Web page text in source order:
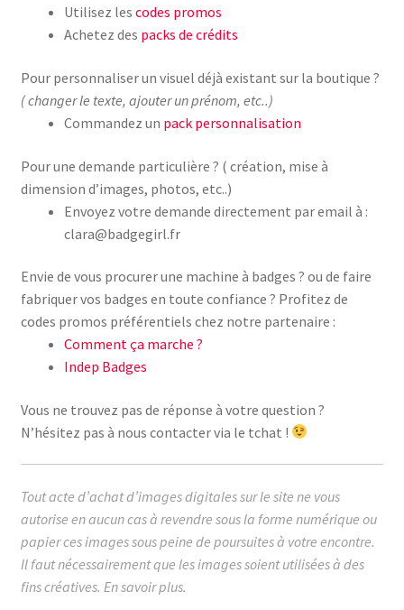
Utilisez les codes promos
Achetez des packs de crédits
Pour personnaliser un visuel déjà existant sur la boutique ?
( changer le texte, ajouter un prénom, etc..)
Commandez un pack personnalisation
Pour une demande particulière ? ( création, mise à
dimension d’images, photos, etc..)
Envoyez votre demande directement par email à :
clara@badgegirl.fr
Envie de vous procurer une machine à badges ? ou de faire
fabriquer vos badges en toute confiance ? Profitez de
codes promos préférentiels chez notre partenaire :
Comment ça marche ?
Indep Badges
Vous ne trouvez pas de réponse à votre question ?
N’hésitez pas à nous contacter via le tchat !
Tout acte d’achat d’images digitales sur le site ne vous
autorise en aucun cas à revendre sous la forme numérique ou
papier ces images sous peine de poursuites à votre encontre.
Il faut nécessairement que les images soient utilisées à des
fins créatives. En savoir plus.